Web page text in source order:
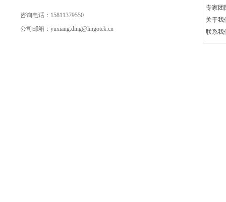
专家团
关于我
联系我
咨询电话：15811379550
公司邮箱：yuxiang.ding@lingotek.cn